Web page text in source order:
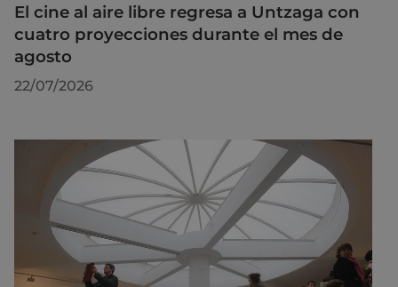
El cine al aire libre regresa a Untzaga con
cuatro proyecciones durante el mes de
agosto
22/07/2026